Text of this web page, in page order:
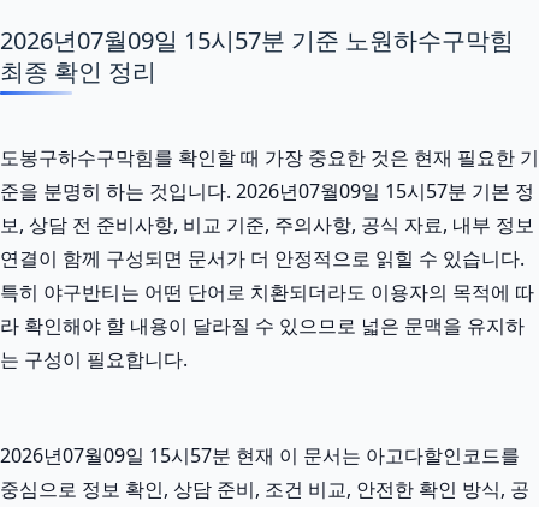
2026년07월09일 15시57분 기준 노원하수구막힘
최종 확인 정리
도봉구하수구막힘를 확인할 때 가장 중요한 것은 현재 필요한 기
준을 분명히 하는 것입니다. 2026년07월09일 15시57분 기본 정
보, 상담 전 준비사항, 비교 기준, 주의사항, 공식 자료, 내부 정보
연결이 함께 구성되면 문서가 더 안정적으로 읽힐 수 있습니다.
특히 야구반티는 어떤 단어로 치환되더라도 이용자의 목적에 따
라 확인해야 할 내용이 달라질 수 있으므로 넓은 문맥을 유지하
는 구성이 필요합니다.
2026년07월09일 15시57분 현재 이 문서는 아고다할인코드를
중심으로 정보 확인, 상담 준비, 조건 비교, 안전한 확인 방식, 공